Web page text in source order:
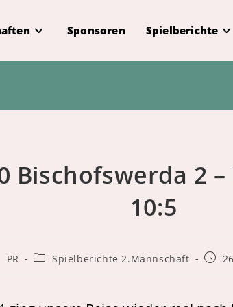
Sponsoren Spielberichte
Bischofswerda 2 –
10:5
PR
Beitrags-
Spielberichte 2.Mannschaft
Beitrag